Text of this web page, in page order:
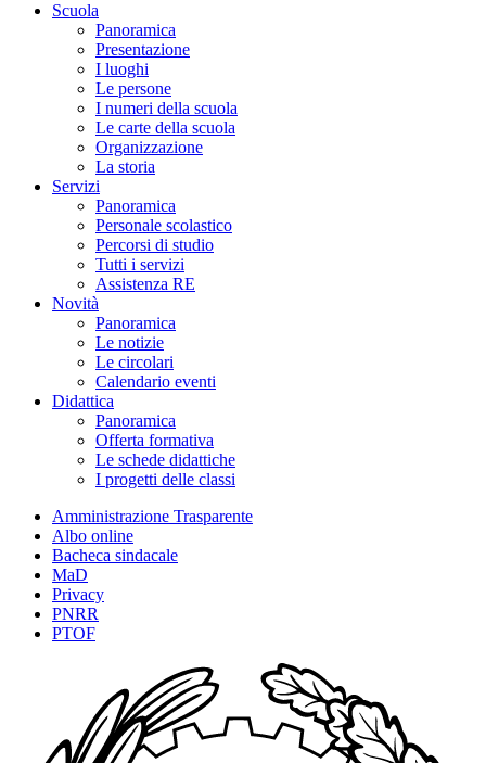
Scuola
Panoramica
Presentazione
I luoghi
Le persone
I numeri della scuola
Le carte della scuola
Organizzazione
La storia
Servizi
Panoramica
Personale scolastico
Percorsi di studio
Tutti i servizi
Assistenza RE
Novità
Panoramica
Le notizie
Le circolari
Calendario eventi
Didattica
Panoramica
Offerta formativa
Le schede didattiche
I progetti delle classi
Amministrazione Trasparente
Albo online
Bacheca sindacale
MaD
Privacy
PNRR
PTOF